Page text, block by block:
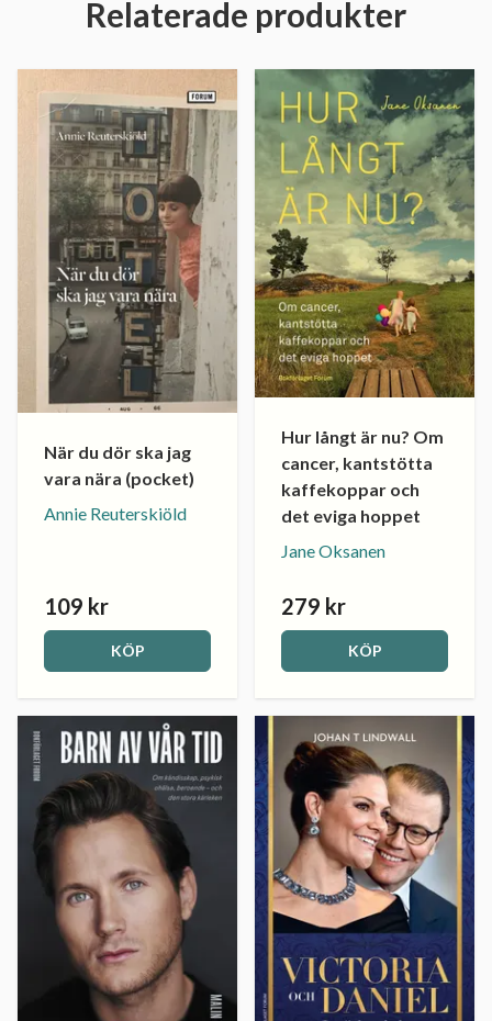
Relaterade produkter
När du dör ska jag
vara nära (pocket)
Annie Reuterskiöld
109 kr
KÖP
Hur långt är nu? Om
cancer, kantstötta
kaffekoppar och
det eviga hoppet
Jane Oksanen
279 kr
KÖP